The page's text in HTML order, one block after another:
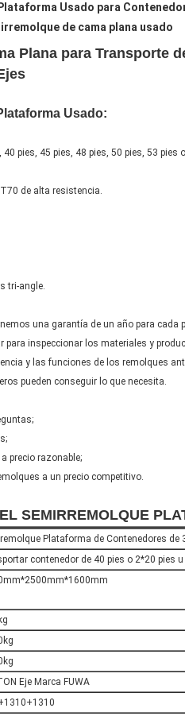
Usado para
de cama plana usado
Plana para Transporte
Usado:
pies, 45 pies, 48 pies, 50 pies, 53
de alta resistencia.
tri-angle.
una garantía de un año para cada
inspeccionar los materiales y
y las funciones de los remolques
pueden conseguir lo que necesita.
precio razonable;
a un precio competitivo.
Plataforma de Contenedores de
contenedor de 40 pies o 2*20 pies
Eje Marca FUWA